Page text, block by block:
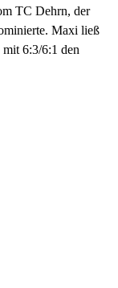
t
i
TC Dehrn, der
Maxi ließ
6:3/6:1 den